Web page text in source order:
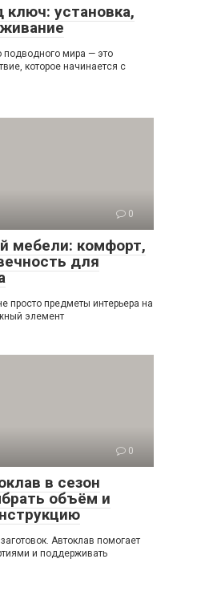
установка,
подводного мира — это
которое начинается с
0
мебели: комфорт,
для
просто предметы интерьера на
элемент
0
в сезон
объём и
Автоклав помогает
и поддерживать